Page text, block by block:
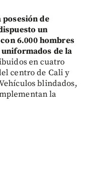
posesión de
un
6.000 hombres
de la
en cuatro
centro de Cali y
blindados,
la